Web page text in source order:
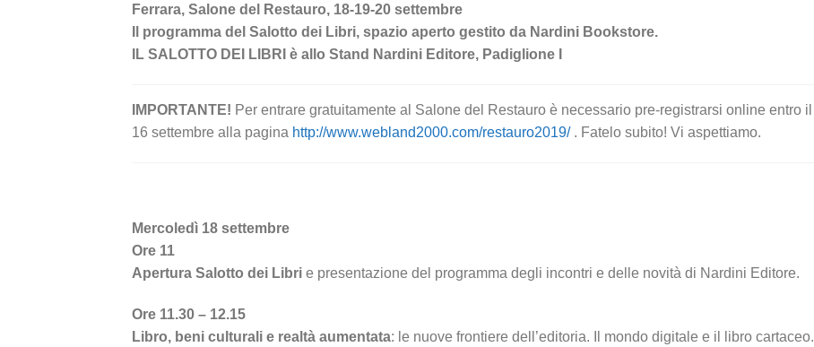
Ferrara, Salone del Restauro, 18-19-20 settembre
Il programma del Salotto dei Libri, spazio aperto gestito da Nardini Bookstore.
IL SALOTTO DEI LIBRI è allo Stand Nardini Editore, Padiglione I
IMPORTANTE! Per entrare gratuitamente al Salone del Restauro è necessario pre-registrarsi online entro il
16 settembre alla pagina http://www.webland2000.com/restauro2019/. Fatelo subito! Vi aspettiamo.
Mercoledì 18 settembre
Ore 11
Apertura Salotto dei Libri e presentazione del programma degli incontri e delle novità di Nardini Editore.
Ore 11.30 – 12.15
Libro, beni culturali e realtà aumentata: le nuove frontiere dell’editoria. Il mondo digitale e il libro cartaceo.